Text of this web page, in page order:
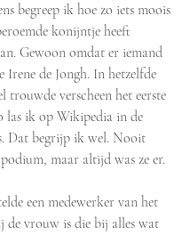
begreep ik hoe zo iets moois
konijntje heeft
Gewoon omdat er iemand
Irene de Jongh. In hetzelfde
trouwde verscheen het eerste
las ik op Wikipedia in de
Dat begrijp ik wel. Nooit
maar altijd was ze er.
een medewerker van het
de vrouw is die bij alles wat